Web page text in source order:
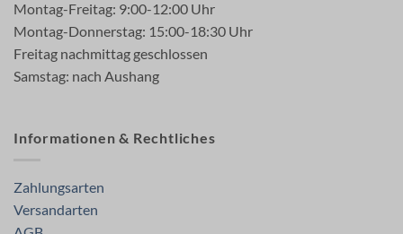
Montag-Freitag: 9:00-12:00 Uhr
Montag-Donnerstag: 15:00-18:30 Uhr
Freitag nachmittag geschlossen
Samstag: nach Aushang
Informationen & Rechtliches
Zahlungsarten
Versandarten